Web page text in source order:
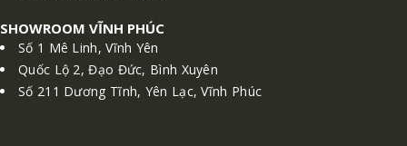
SHOWROOM VĨNH PHÚC
Số 1 Mê Linh, Vĩnh Yên
Quốc Lộ 2, Đạo Đức, Bình Xuyên
Số 211 Dương Tĩnh, Yên Lạc, Vĩnh Phúc